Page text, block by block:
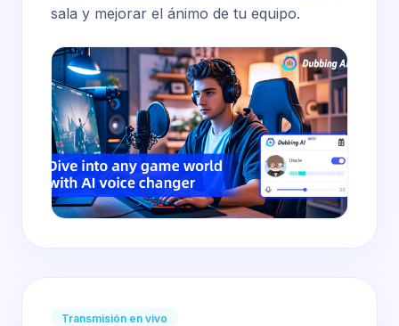
sala y mejorar el ánimo de tu equipo.
Transmisión en vivo